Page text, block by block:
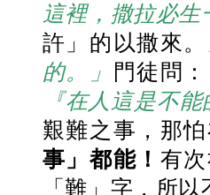
這裡，撒拉必
許」的以撒來
的。」
門徒問：
『在人這是不
艱難之事，那
事」都能！ 有
「難」字，所